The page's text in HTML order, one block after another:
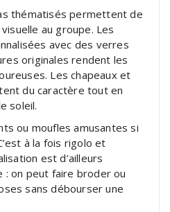
thématisés permettent de
au groupe. Les
avec des verres
originales rendent les
Les chapeaux et
du caractère tout en
soleil.
ou moufles amusantes si
à la fois rigolo et
est d’ailleurs
: on peut faire broder ou
sans débourser une